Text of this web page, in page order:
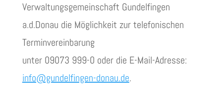
Verwaltungsgemeinschaft Gundelfingen
a.d.Donau die Möglichkeit zur telefonischen
Terminvereinbarung
unter 09073 999-0 oder die E-Mail-Adresse:
info@gundelfingen-donau.de.